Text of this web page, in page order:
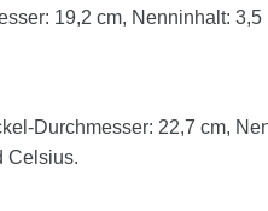
19,2 cm, Nenninhalt:
Durchmesser: 22,7 cm,
Celsius.